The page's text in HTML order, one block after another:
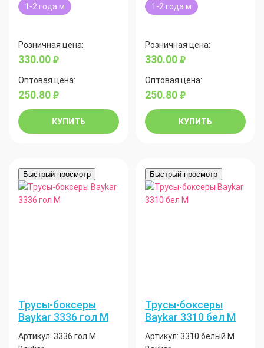
1-2 года м
Розничная цена:
330.00 руб.
Оптовая цена:
250.80 руб.
КУПИТЬ
1-2 года м
Розничная цена:
330.00руб.
Оптовая цена:
250.80руб.
КУПИТЬ
Быстрый просмотр
Трусы-боксеры
Baykar 3336 гол М
Артикул: 3336 гол М
Быстрый просмотр
Трусы-боксеры
Baykar 3310 бел М
Артикул: 3310 белый М